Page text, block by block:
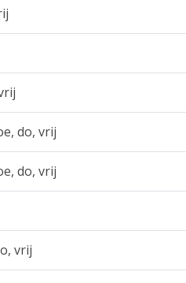
do, vrij
do, vrij
vrij